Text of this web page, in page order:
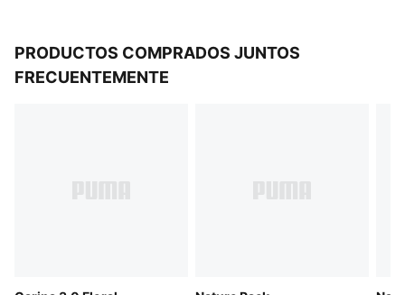
PRODUCTOS COMPRADOS JUNTOS
FRECUENTEMENTE